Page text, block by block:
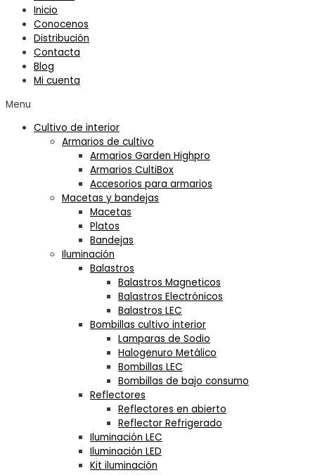
Inicio
Conocenos
Distribución
Contacta
Blog
Mi cuenta
Menu
Cultivo de interior
Armarios de cultivo
Armarios Garden Highpro
Armarios CultiBox
Accesorios para armarios
Macetas y bandejas
Macetas
Platos
Bandejas
Iluminación
Balastros
Balastros Magneticos
Balastros Electrónicos
Balastros LEC
Bombillas cultivo interior
Lamparas de Sodio
Halogenuro Metálico
Bombillas LEC
Bombillas de bajo consumo
Reflectores
Reflectores en abierto
Reflector Refrigerado
Iluminación LEC
Iluminación LED
Kit iluminación